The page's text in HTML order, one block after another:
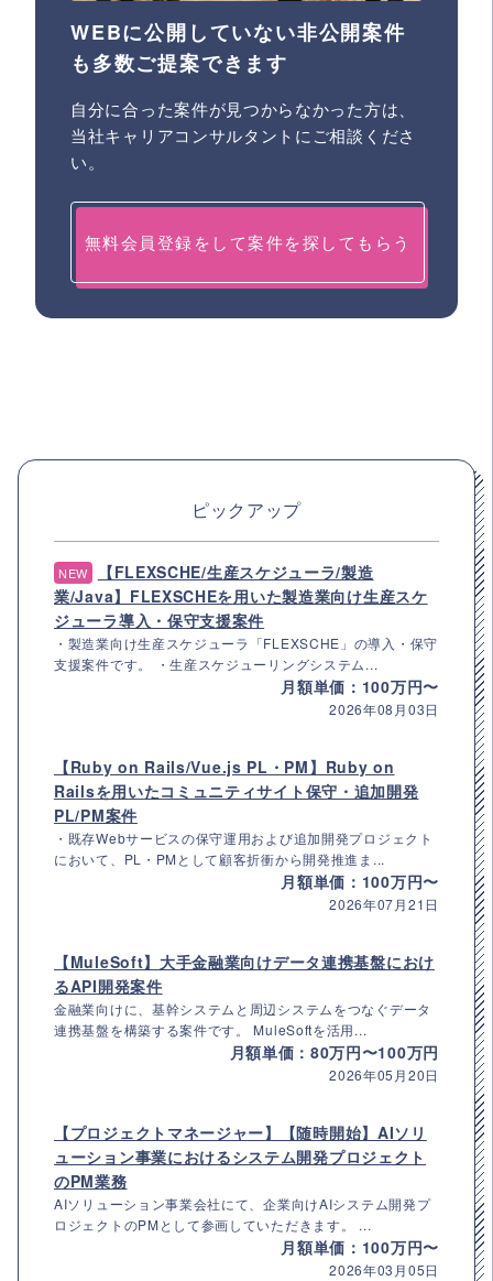
WEBに公開していない非公開案件
も多数ご提案できます
自分に合った案件が見つからなかった方は、
当社キャリアコンサルタントにご相談くださ
い。
無料会員登録をして案件を探してもらう
ピックアップ
NEW
【FLEXSCHE/生産スケジューラ/製造
業/Java】FLEXSCHEを用いた製造業向け生産スケ
ジューラ導入・保守支援案件
・製造業向け生産スケジューラ「FLEXSCHE」の導入・保守
支援案件です。 ・生産スケジューリングシステム...
月額単価：100万円〜
2026年08月03日
【Ruby on Rails/Vue.js PL・PM】Ruby on
Railsを用いたコミュニティサイト保守・追加開発
PL/PM案件
・既存Webサービスの保守運用および追加開発プロジェクト
において、PL・PMとして顧客折衝から開発推進ま...
月額単価：100万円〜
2026年07月21日
【MuleSoft】大手金融業向けデータ連携基盤におけ
るAPI開発案件
金融業向けに、基幹システムと周辺システムをつなぐデータ
連携基盤を構築する案件です。 MuleSoftを活用...
月額単価：80万円〜100万円
2026年05月20日
【プロジェクトマネージャー】【随時開始】AIソリ
ューション事業におけるシステム開発プロジェクト
のPM業務
AIソリューション事業会社にて、企業向けAIシステム開発プ
ロジェクトのPMとして参画していただきます。 ...
月額単価：100万円〜
2026年03月05日